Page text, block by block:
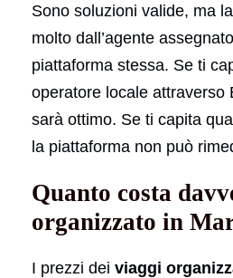
Sono soluzioni valide, ma
molto dall’agente
piattaforma stessa. Se ti
operatore locale attraverso
sarà ottimo. Se ti capita
la piattaforma non può
Quanto costa
organizzato in
I prezzi dei viaggi